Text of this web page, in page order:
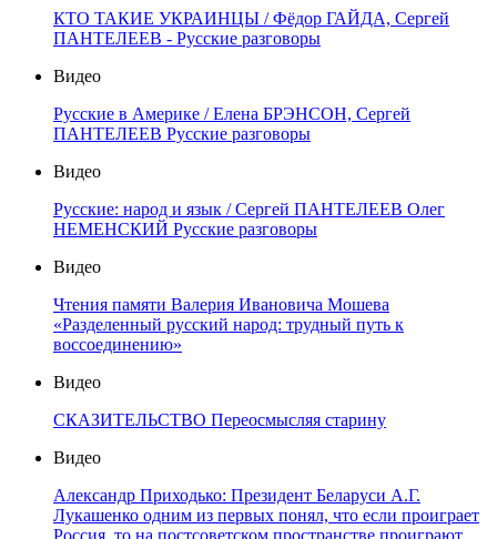
КТО ТАКИЕ УКРАИНЦЫ / Фёдор ГАЙДА, Сергей
ПАНТЕЛЕЕВ - Русские разговоры
Видео
Русские в Америке / Елена БРЭНСОН, Сергей
ПАНТЕЛЕЕВ Русские разговоры
Видео
Русские: народ и язык / Сергей ПАНТЕЛЕЕВ Олег
НЕМЕНСКИЙ Русские разговоры
Видео
Чтения памяти Валерия Ивановича Мошева
«Разделенный русский народ: трудный путь к
воссоединению»
Видео
СКАЗИТЕЛЬСТВО Переосмысляя старину
Видео
Александр Приходько: Президент Беларуси А.Г.
Лукашенко одним из первых понял, что если проиграет